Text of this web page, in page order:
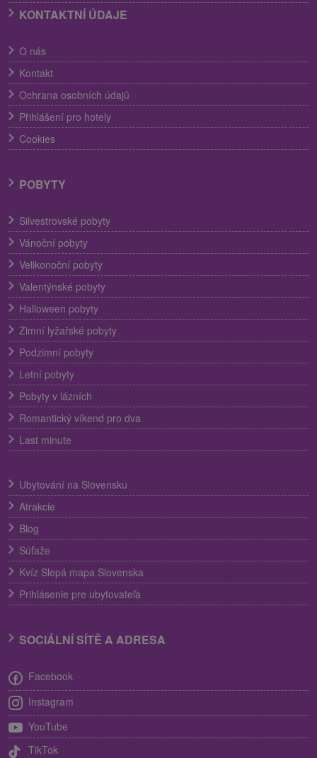
KONTAKTNÍ ÚDAJE
O nás
Kontakt
Ochrana osobních údajů
Přihlášení pro hotely
Cookies
POBYTY
Silvestrovské pobyty
Vánoční pobyty
Velikonoční pobyty
Valentýnské pobyty
Halloween pobyty
Zimní lyžařské pobyty
Podzimní pobyty
Letní pobyty
Pobyty v lázních
Romantický víkend pro dva
Last minute
Ubytování na Slovensku
Atrakcie
Blog
Súťaže
Kvíz Slepá mapa Slovenska
Prihlásenie pre ubytovateľa
SOCIÁLNÍ SÍTĚ A ADRESA
Facebook
Instagram
YouTube
TikTok